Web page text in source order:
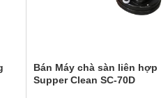
Bán Máy chà sàn liên hợp
Supper Clean SC-70D